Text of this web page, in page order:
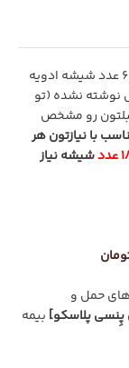
پک اقتصادی درب فلزی شامل موارد زیر می باشد: 6 عدد شیشه ادویه
سری نمکپاش 6 عدد لیبل نوشته نشده (تو
رو مشخص
با نیازتون هر
شیشه نیاز
حمل و
پلاسکو] بیمه